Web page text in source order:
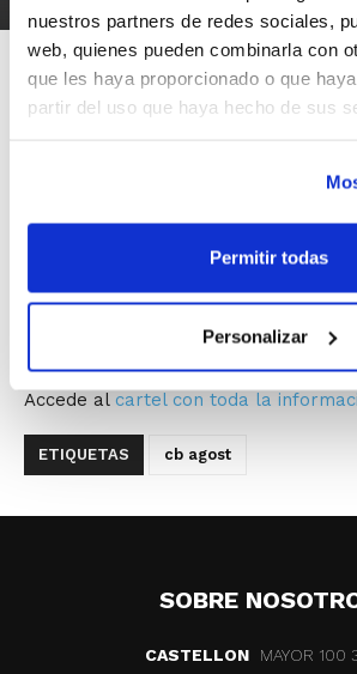
nuestros partners de redes sociales,
web, quienes pueden combinarla con
que les haya proporcionado o que
partir del uso que haya hecho de sus
Permitir todas
Personalizar
del Basketball Night Agost 3×3, que
a 18 años, creándose categorías en
inscripciones recibidas.
Accede al cartel con toda la
ETIQUETAS cb agost
SOBRE
CASTELLON
MAYOR 100